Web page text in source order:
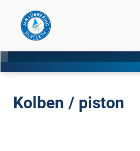
Kolben / piston